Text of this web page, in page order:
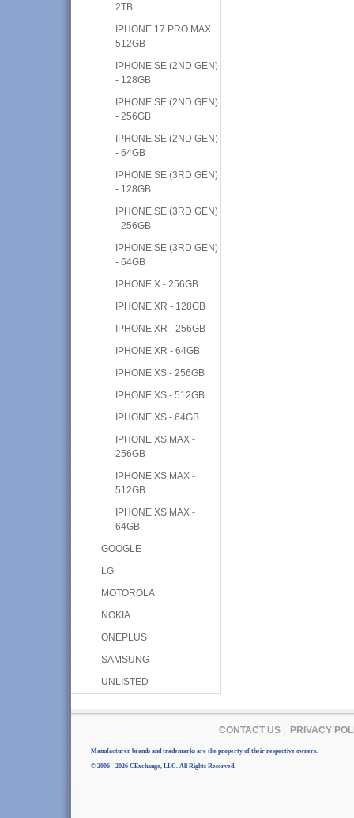
2TB
IPHONE 17 PRO MAX
512GB
IPHONE SE (2ND GEN)
- 128GB
IPHONE SE (2ND GEN)
- 256GB
IPHONE SE (2ND GEN)
- 64GB
IPHONE SE (3RD GEN)
- 128GB
IPHONE SE (3RD GEN)
- 256GB
IPHONE SE (3RD GEN)
- 64GB
IPHONE X - 256GB
IPHONE XR - 128GB
IPHONE XR - 256GB
IPHONE XR - 64GB
IPHONE XS - 256GB
IPHONE XS - 512GB
IPHONE XS - 64GB
IPHONE XS MAX -
256GB
IPHONE XS MAX -
512GB
IPHONE XS MAX -
64GB
GOOGLE
LG
MOTOROLA
NOKIA
ONEPLUS
SAMSUNG
UNLISTED
CONTACT US| PRIVACY
Manufacturer brands and trademarks are the property of their respective owners.
© 2006 - 2026 CExchange, LLC. All Rights Reserved.